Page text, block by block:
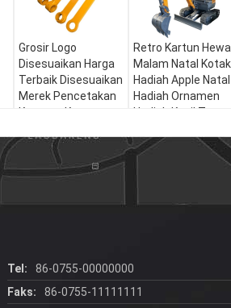
Grosir Logo
Disesuaikan Harga
Terbaik Disesuaikan
Merek Pencetakan
Kantong Kertas
Hitam
Retro Kartun
Malam Natal Kotak
Hadiah Apple Natal
Hadiah Ornamen
Hadiah Kecil Tas
Tel:
86-0755-00000000
Faks:
86-0755-11111111